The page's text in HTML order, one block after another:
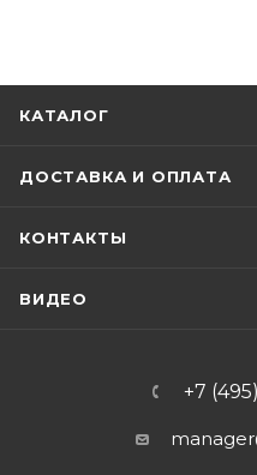
КАТАЛОГ
ДОСТАВКА И ОПЛАТА
КОНТАКТЫ
ВИДЕО
+7